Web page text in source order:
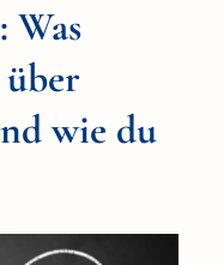
Was
wie du